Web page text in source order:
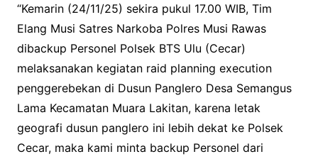
“Kemarin (24/11/25) sekira pukul 17.00 WIB, Tim
Elang Musi Satres Narkoba Polres Musi Rawas
dibackup Personel Polsek BTS Ulu (Cecar)
melaksanakan kegiatan raid planning execution
penggerebekan di Dusun Panglero Desa Semangus
Lama Kecamatan Muara Lakitan, karena letak
geografi dusun panglero ini lebih dekat ke Polsek
Cecar, maka kami minta backup Personel dari